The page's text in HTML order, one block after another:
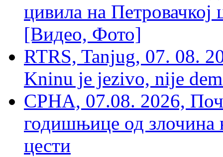
цивила на Петровачкој
[Видео, Фото]
RTRS, Tanjug, 07. 08.
Kninu je jezivo, nije
СРНА, 07.08. 2026,
годишњице од злочина
цести